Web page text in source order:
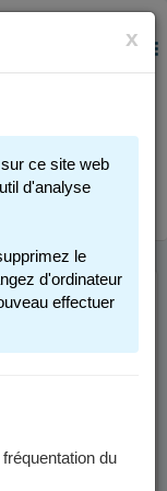
MENU
x
ce site web
d'analyse
le
d'ordinateur
effectuer
du